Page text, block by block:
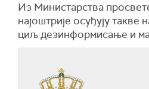
Из Министарства
најоштрије осуђују такве
циљ дезинформисање и